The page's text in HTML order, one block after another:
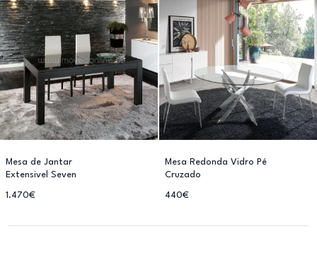
Mesa de Jantar
Extensivel Seven
1.470€
Mesa Redonda Vidro Pé
Cruzado
440€